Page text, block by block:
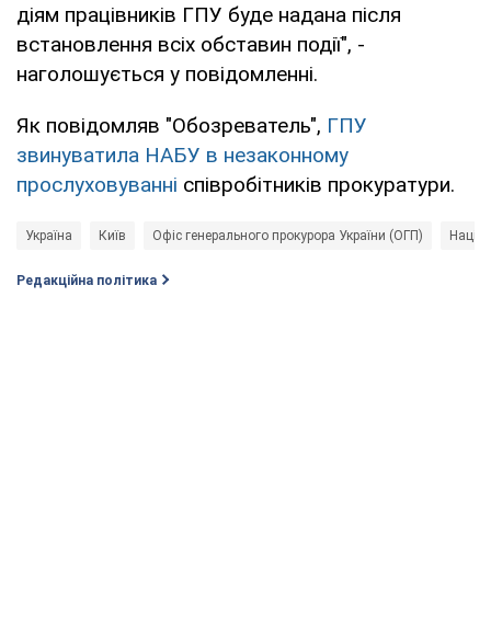
діям працівників ГПУ буде надана після
встановлення всіх обставин події", -
наголошується у повідомленні.
Як повідомляв "Обозреватель", ГПУ
звинуватила НАБУ в незаконному
прослуховуванні співробітників прокуратури.
Україна Київ Офіс генерального прокурора України (ОГП)
Редакційна політика